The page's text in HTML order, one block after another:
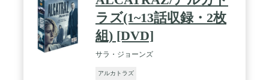
ラズ(1~13話収録・2枚
組) [DVD]
サラ・ジョーンズ
アルカトラズ